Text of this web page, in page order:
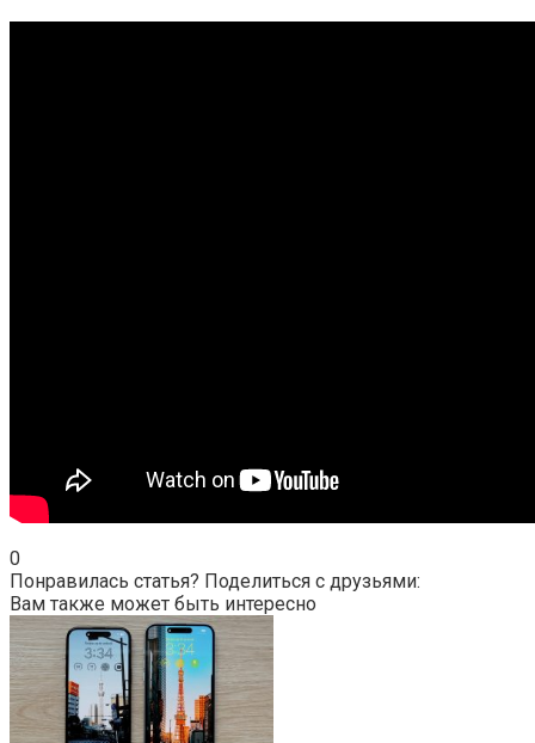
0
Понравилась статья? Поделиться с друзьями:
Вам также может быть интересно